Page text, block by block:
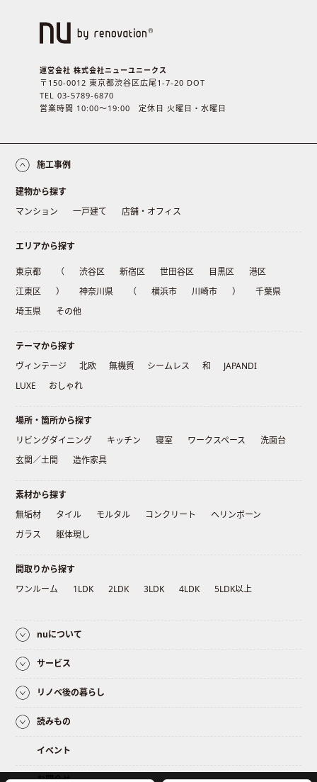
運営会社 株式会社ニューユニークス
〒150-0012 東京都渋谷区広尾1-7-20 DOT
TEL 03-5789-6870
営業時間 10:00〜19:00 定休日 火曜日・水曜日
施工事例
建物から探す
マンション
一戸建て 店舗・オフィス
エリアから探す
東京都 （ 渋谷区 新宿区 世田谷区 目黒区
港区
江東区
） 神奈川県 （ 横浜市 川崎市 ）
千葉県
埼玉県
その他
テーマから探す
ヴィンテージ
北欧 無機質 シームレス 和
JAPANDI
LUXE
おしゃれ
場所・箇所から探す
リビングダイニング
キッチン 寝室 ワークスペース
洗面台
玄関／土間
造作家具
素材から探す
無垢材
タイル モルタル コンクリート
ヘリンボーン
ガラス
躯体現し
間取りから探す
ワンルーム
1LDK 2LDK 3LDK 4LDK 5LDK以上
nuについて
サービス
リノベ後の暮らし
読みもの
イベント